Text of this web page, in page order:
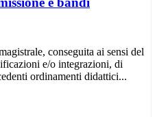
conseguita ai sensi del
e/o integrazioni, di
ordinamenti didattici...